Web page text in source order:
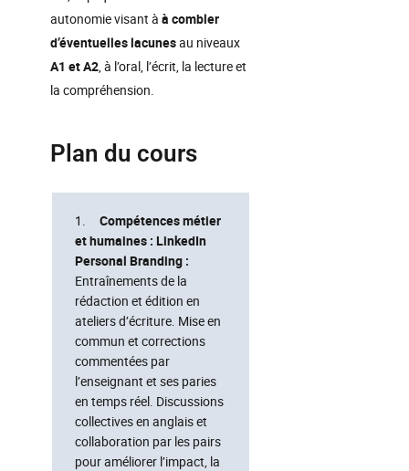
autonomie visant à à combler
d’éventuelles lacunesau niveaux
A1 et A2, à l’oral, l’écrit, la lecture et
la compréhension.
Plan du cours
1. Compétences métier
et humaines : LinkedIn
Personal Branding :
Entraînements de la
rédaction et édition en
ateliers d’écriture. Mise en
commun et corrections
commentées par
l’enseignant et ses paries
en temps réel. Discussions
collectives en anglais et
collaboration par les pairs
pour améliorer l’impact, la